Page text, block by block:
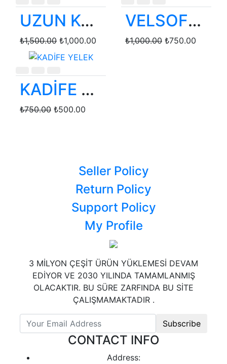
UZUN KOL ÜÇİPLİK KAZAK BİSİKLET YAKA
₺1,500.00 ₺1,000.00
VELSOFT ASTARLI BAMBU KIŞLIK KAZAK
₺1,000.00 ₺750.00
KADİFE YELEK
₺750.00 ₺500.00
Seller Policy
Return Policy
Support Policy
My Profile
3 MİLYON ÇEŞİT ÜRÜN YÜKLEMESİ DEVAM
EDİYOR VE 2030 YILINDA TAMAMLANMIŞ
OLACAKTIR. BU SÜRE ZARFINDA BU SİTE
ÇALIŞMAMAKTADIR .
Subscribe
CONTACT INFO
Address: